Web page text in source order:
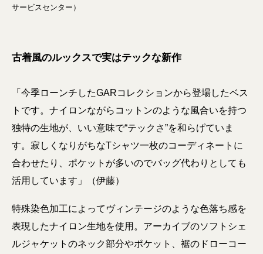
サービスセンター）
古着風のルックスで実はテックな新作
「今季ローンチしたGARコレクションから登場したベス
トです。ナイロンながらコットンのような風合いを持つ
独特の生地が、いい意味で“テックさ”を和らげていま
す。寂しくなりがちなTシャツ一枚のコーディネートに
合わせたり、ポケットが多いのでバッグ代わりとしても
活用しています」（伊藤）
特殊染色加工によってヴィンテージのような色落ち感を
表現したナイロン生地を使用。アーカイブのソフトシェ
ルジャケットのネック部分やポケット、裾のドローコー